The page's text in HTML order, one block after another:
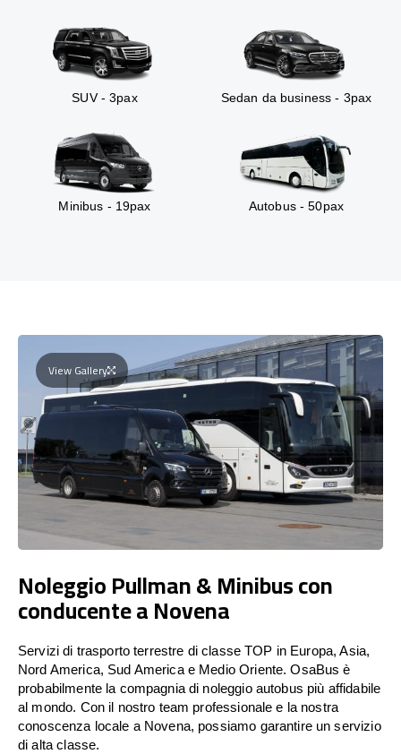
SUV - 3pax Sedan da business - 3pax
Minibus - 19pax Autobus - 50pax
View Gallery
Noleggio Pullman & Minibus con
conducente a Novena
Servizi di trasporto terrestre di classe TOP in Europa, Asia,
Nord America, Sud America e Medio Oriente. OsaBus è
probabilmente la compagnia di noleggio autobus più affidabile
al mondo. Con il nostro team professionale e la nostra
conoscenza locale a Novena, possiamo garantire un servizio
di alta classe.